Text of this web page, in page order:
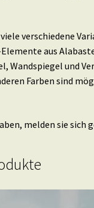
verschiedene
aus
Wandspiegel und
Farben sind
melden sie sich